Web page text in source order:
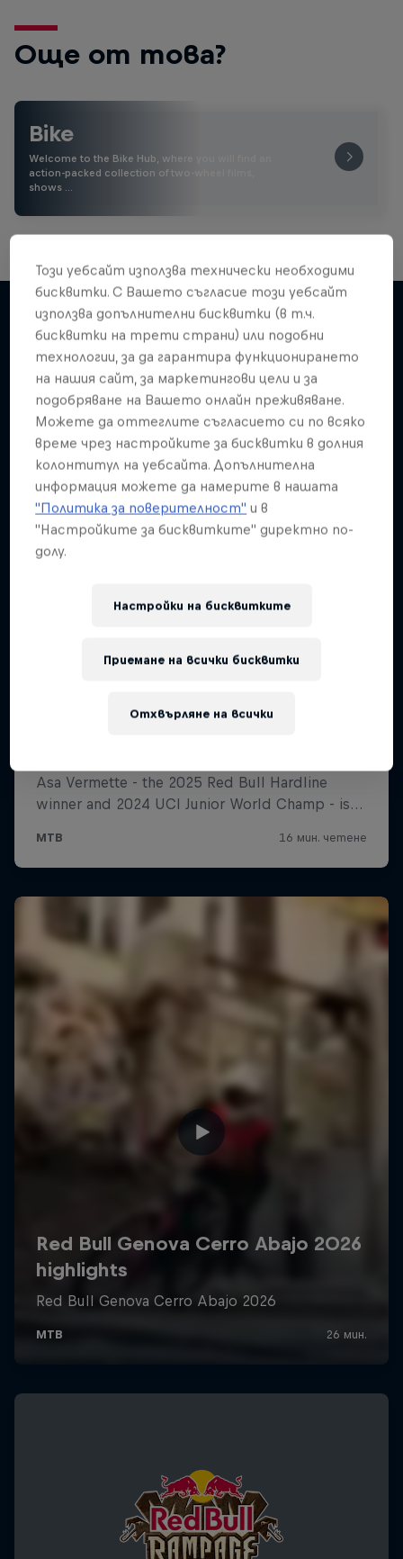
Още от това?
Bike
Welcome to the Bike Hub, where you will find an
action-packed collection of two-wheel films,
shows …
Подобни
Този уебсайт използва технически необходими
бисквитки. С Вашето съгласие този уебсайт
използва допълнителни бисквитки (в т.ч.
бисквитки на трети страни) или подобни
технологии, за да гарантира функционирането
на нашия сайт, за маркетингови цели и за
подобряване на Вашето онлайн преживяване.
Можете да оттеглите съгласието си по всяко
време чрез настройките за бисквитки в долния
колонтитул на уебсайта. Допълнителна
информация можете да намерите в нашата
"Политика за поверителност" и в
"Настройките за бисквитките" директно по-
долу.
Настройки на бисквитките
Отхвърляне на всички
Приемане на всички бисквитки